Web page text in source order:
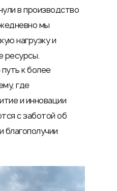
в производство
мы
нагрузку и
ресурсы.
к более
где
и инновации
с заботой об